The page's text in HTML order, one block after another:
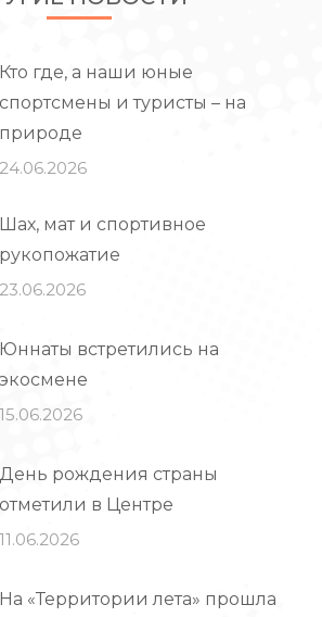
Кто где, а наши юные
спортсмены и туристы – на
природе
24.06.2026
Шах, мат и спортивное
рукопожатие
23.06.2026
Юннаты встретились на
экосмене
15.06.2026
День рождения страны
отметили в Центре
11.06.2026
На «Территории лета» прошла